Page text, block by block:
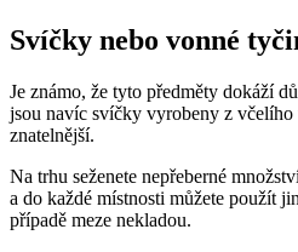
Svíčky nebo vonné
Je známo, že tyto předměty dokáží
jsou navíc svíčky vyrobeny z
znatelnější.
Na trhu seženete nepřeberné
a do každé místnosti můžete použít
případě meze nekladou.